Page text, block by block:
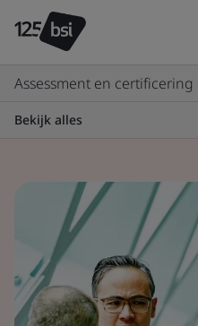
Assessment en certificering
Bekijk alles